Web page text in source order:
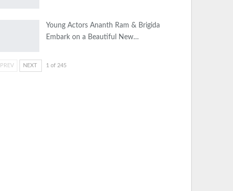
Young Actors Ananth Ram & Brigida
Embark on a Beautiful New…
PREV NEXT 1 of 245